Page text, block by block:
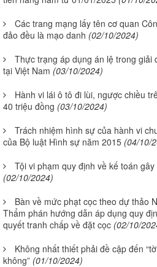
Các trang mạng lấy tên cơ quan
đảo đều là mạo danh (02/10/2024)
Thực trạng áp dụng án lệ trong giải
tại Việt Nam (03/10/2024)
Hành vi lái ô tô đi lùi, ngược chiều
40 triệu đồng (03/10/2024)
Trách nhiệm hình sự của hành vi
của Bộ luật Hình sự năm 2015 (04/10/
Tội vi phạm quy định về kế toán
(02/10/2024)
Bàn về mức phạt cọc theo dự thảo
Thẩm phán hướng dẫn áp dụng quy
quyết tranh chấp về đặt cọc (02/10/
Không nhất thiết phải đề cập đến
không” (01/10/2024)